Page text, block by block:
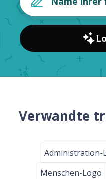
Verwandte
Administration-
Menschen-Logo